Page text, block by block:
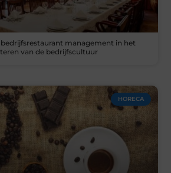
management in het
van de bedrijfscultuur
HORECA